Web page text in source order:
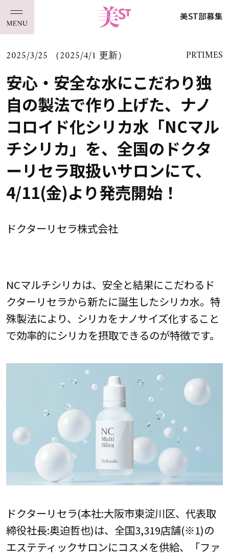
美ST部募集
2025/3/25 （2025/4/1 更新） PRTIMES
安心・安全な水にこだわり独
自の製法で作り上げた、ナノ
コロイド化シリカ水「NCマル
チシリカ」を、全国のドクタ
ーリセラ取扱いサロンにて、
4/11(金)より発売開始！
ドクターリセラ株式会社
NCマルチシリカは、安全と結果にこだわるド
クターリセラから新たに誕生したシリカ水。特
殊製法により、シリカをナノサイズ化すること
で効率的にシリカを摂取できるのが特徴です。
ドクターリセラ(本社:大阪市東淀川区、代表取
締役社長:奥迫哲也)は、全国3,319店舗(※1)の
エステティックサロンにコスメを供給、「ファ